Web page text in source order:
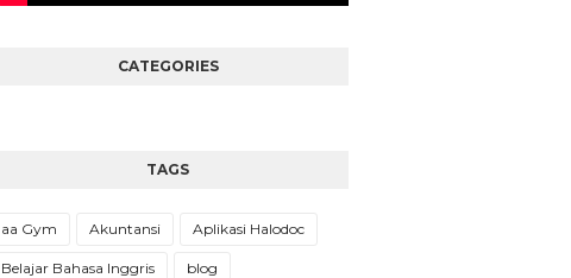
CATEGORIES
TAGS
aa Gym Akuntansi Aplikasi Halodoc
Belajar Bahasa Inggris blog